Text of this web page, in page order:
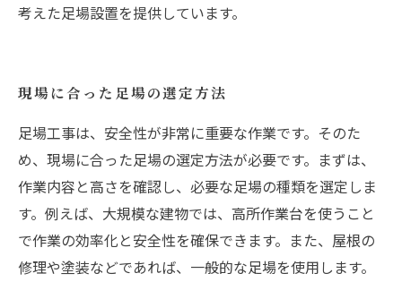
考えた足場設置を提供しています。
現場に合った足場の選定方法
足場工事は、安全性が非常に重要な作業です。そのた
め、現場に合った足場の選定方法が必要です。まずは、
作業内容と高さを確認し、必要な足場の種類を選定しま
す。例えば、大規模な建物では、高所作業台を使うこと
で作業の効率化と安全性を確保できます。また、屋根の
修理や塗装などであれば、一般的な足場を使用します。